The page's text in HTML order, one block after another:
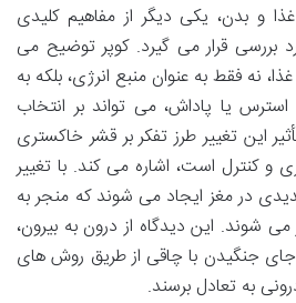
و بدن، یکی دیگر از مفاهیم کلیدی
قرار می گیرد. کوپر توضیح می
نه فقط به عنوان منبع انرژی، بلکه به
استرس یا پاداش، می تواند بر انتخاب
این تغییر طرز تفکر بر قشر خاکستری
و کنترل است، اشاره می کند. با تغییر
در مغز ایجاد می شوند که منجر به
می شوند. این دیدگاه از درون به بیرون،
جای جنگیدن با چاقی از طریق روش های
به تعادل برسند.